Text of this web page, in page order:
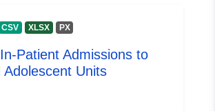
CSV XLSX PX
Patient Admissions to
Adolescent Units